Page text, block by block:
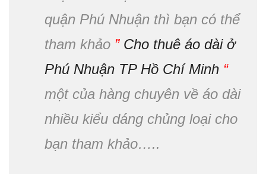
quận Phú Nhuận thì bạn có thể
tham khảo ” Cho thuê áo dài ở
Phú Nhuận TP Hồ Chí Minh “
một của hàng chuyên về áo dài
nhiều kiểu dáng chủng loại cho
bạn tham khảo…..